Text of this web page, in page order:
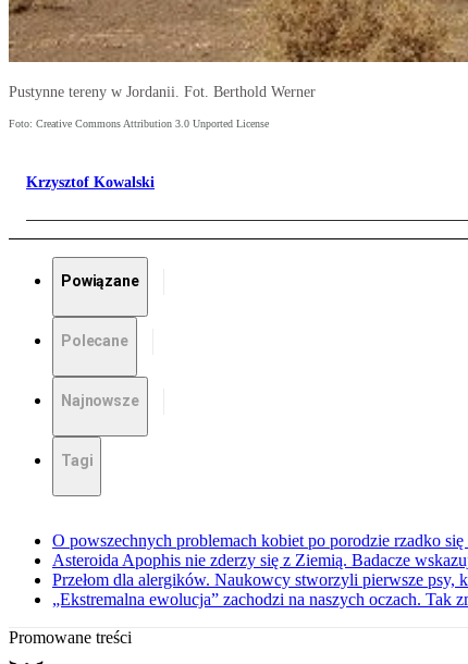
Pustynne tereny w Jordanii. Fot. Berthold Werner
Foto: Creative Commons Attribution 3.0 Unported License
Krzysztof Kowalski
Powiązane
Polecane
Najnowsze
Tagi
O powszechnych problemach kobiet po porodzie rzadko się
Asteroida Apophis nie zderzy się z Ziemią. Badacze
Przełom dla alergików. Naukowcy stworzyli pierwsze psy,
„Ekstremalna ewolucja” zachodzi na naszych oczach. Tak
Promowane treści